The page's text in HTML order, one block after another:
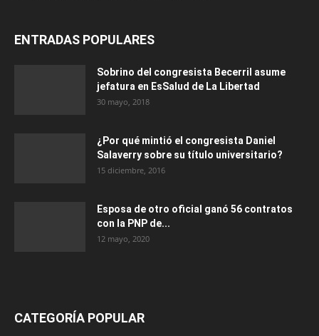
ENTRADAS POPULARES
Sobrino del congresista Becerril asume
jefatura en EsSalud de La Libertad
30 mayo, 2018
¿Por qué mintió el congresista Daniel
Salaverry sobre su título universitario?
15 diciembre, 2016
Esposa de otro oficial ganó 56 contratos
con la PNP de...
12 mayo, 2020
CATEGORÍA POPULAR